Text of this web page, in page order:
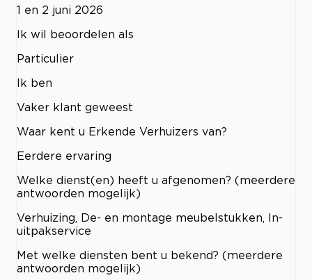
1 en 2 juni 2026
Ik wil beoordelen als
Particulier
Ik ben
Vaker klant geweest
Waar kent u Erkende Verhuizers van?
Eerdere ervaring
Welke dienst(en) heeft u afgenomen? (meerdere
antwoorden mogelijk)
Verhuizing, De- en montage meubelstukken, In-
uitpakservice
Met welke diensten bent u bekend? (meerdere
antwoorden mogelijk)